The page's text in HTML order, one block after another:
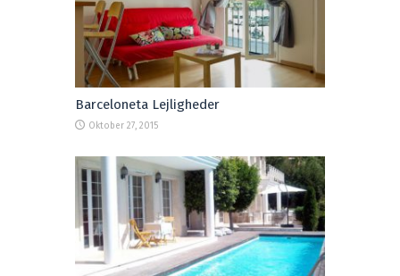
Barceloneta Lejligheder
Oktober 27, 2015